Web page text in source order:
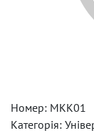
Номер: MKK01
Категорія: